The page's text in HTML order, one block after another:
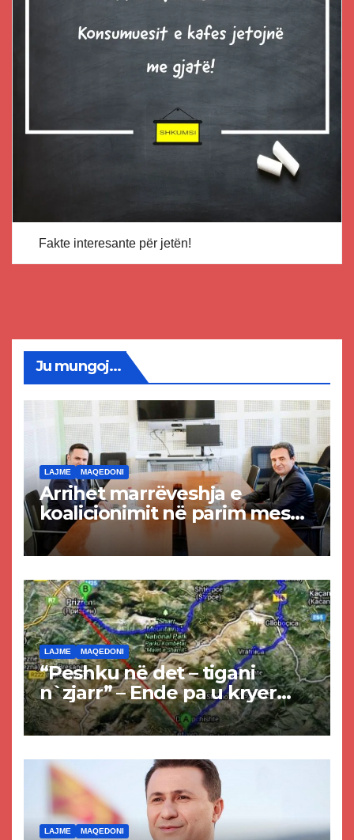
Fakte interesante për jetën!
Ju mungoj...
LAJME MAQEDONI
Arrihet marrëveshja e
koalicionimit në parim mes
Kurtit dhe Abdixhikut
LAJME MAQEDONI
“Peshku në det – tigani
n`zjarr” – Ende pa u kryer
projekti i tunelit, komuna e
Tetovës nis punimet për
LAJME MAQEDONI